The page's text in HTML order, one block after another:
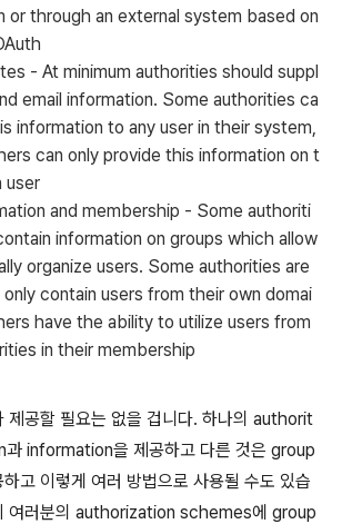
or through an external system based on
- At minimum authorities should suppl
email information. Some authorities ca
information to any user in their system,
can only provide this information on t
user
and membership - Some authoriti
information on groups which allow
organize users. Some authorities are
contain users from their own domai
have the ability to utilize users from
in their membership
제공할 필요는 없을 겁니다. 하나의 authorit
information을 제공하고 다른 것은 group
고 이렇게 여러 방법으로 사용될 수도 있습
여러분의 authorization schemes에 group